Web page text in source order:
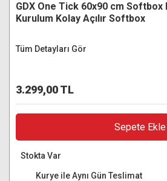
GDX One Tick 60x90 cm Softbox
Kurulum Kolay Açılır Softbox
Tüm Detayları Gör
3.299,00 TL
Sepete Ekle
Stokta Var
Kurye ile Aynı Gün Teslimat